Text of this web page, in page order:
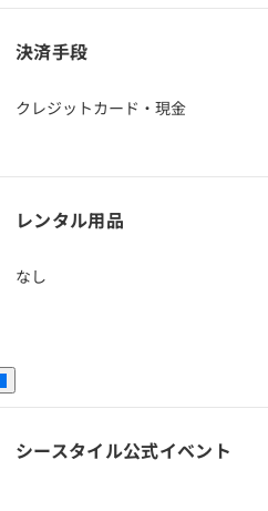
決済手段
クレジットカード・現金
レンタル用品
なし
シースタイル公式イベント